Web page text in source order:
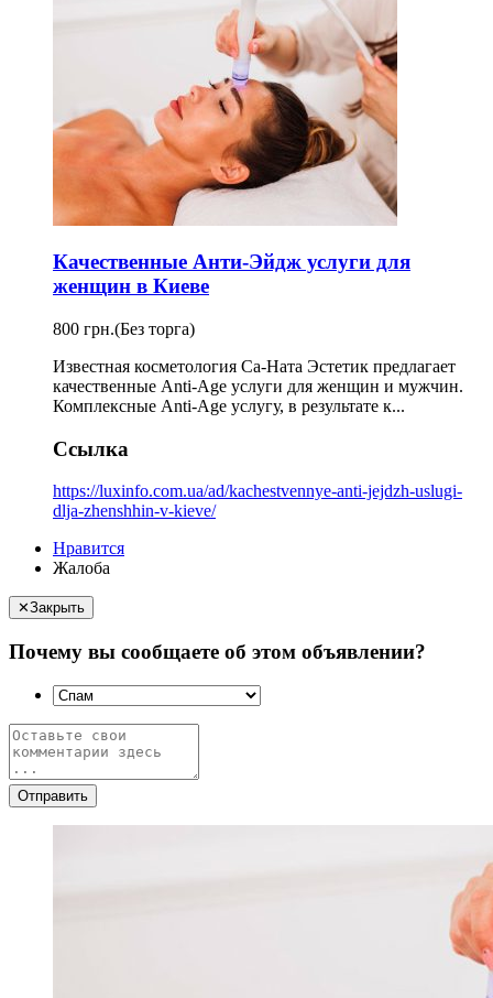
Качественные Анти-Эйдж услуги для
женщин в Киеве
800 грн.(Без торга)
Известная косметология Са-Ната Эстетик предлагает
качественные Anti-Age услуги для женщин и мужчин.
Комплексные Anti-Age услугу, в результате к...
Ссылка
https://luxinfo.com.ua/ad/kachestvennye-anti-jejdzh-uslugi-
dlja-zhenshhin-v-kieve/
Нравится
Жалоба
✕Закрыть
Почему вы сообщаете об этом объявлении?
Отправить